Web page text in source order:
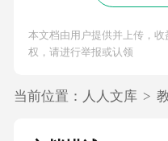
本文档由用户提供并上传，
权，请进行举报或认领
当前位置： 人人文库 >